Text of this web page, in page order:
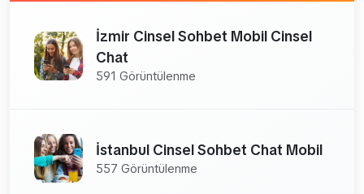
İzmir Cinsel Sohbet Mobil Cinsel
Chat
591 Görüntülenme
İstanbul Cinsel Sohbet Chat Mobil
557 Görüntülenme